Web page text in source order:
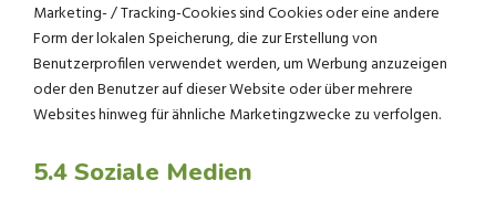
Marketing- / Tracking-Cookies sind Cookies oder eine andere
Form der lokalen Speicherung, die zur Erstellung von
Benutzerprofilen verwendet werden, um Werbung anzuzeigen
oder den Benutzer auf dieser Website oder über mehrere
Websites hinweg für ähnliche Marketingzwecke zu verfolgen.
5.4 Soziale Medien